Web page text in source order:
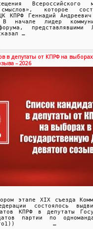
Всероссийского
смыслов», которое
КПРФ Геннадий
В начале лидер
…
в депутаты от КПРФ на
– 2026
этапе XIX съезда
состоялось
КПРФ в депутаты
партии по
…